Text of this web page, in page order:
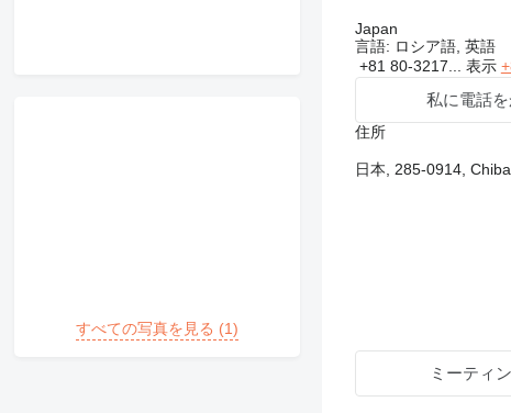
すべての写真を見る (1)
Japan
言語: ロシア語, 英語
+81 80-3217... 表示
私に電話
住所
日本, 285-0914,
ミーティ